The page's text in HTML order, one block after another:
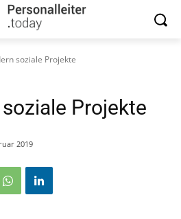
soziale Projekte
Projekte
2019